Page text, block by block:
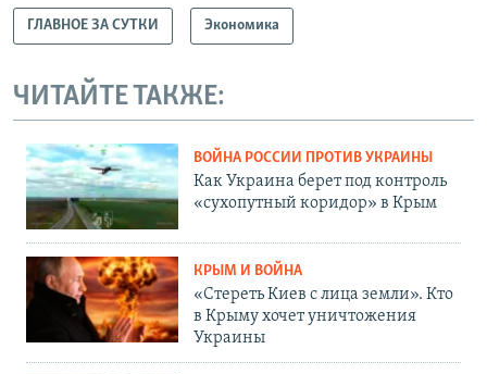
ГЛАВНОЕ ЗА СУТКИ Экономика
ЧИТАЙТЕ ТАКЖЕ:
ВОЙНА РОССИИ ПРОТИВ УКРАИНЫ
Как Украина берет под контроль
«сухопутный коридор» в Крым
КРЫМ И ВОЙНА
«Стереть Киев с лица земли». Кто
в Крыму хочет уничтожения
Украины